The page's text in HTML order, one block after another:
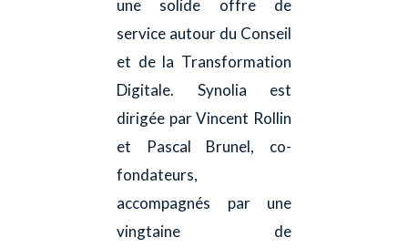
une solide offre de
service autour du Conseil
et de la Transformation
Digitale. Synolia est
dirigée par Vincent Rollin
et Pascal Brunel, co-
fondateurs,
accompagnés par une
vingtaine de